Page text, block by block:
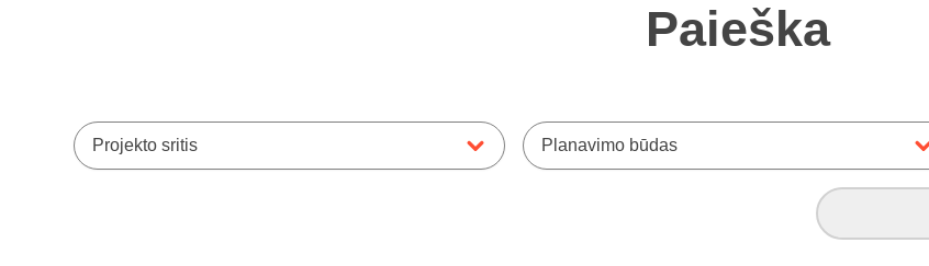
Paieška
Projekto sritis Planavimo būdas